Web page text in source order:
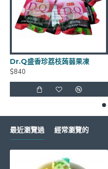
**年貨商品*節慶商品*海
如有需要請LINE詢問有
超商取貨每筆訂單~限重
Dr.Q盛香珍荔枝蒟蒻果凍
$840
最近瀏覽過 經常瀏覽的